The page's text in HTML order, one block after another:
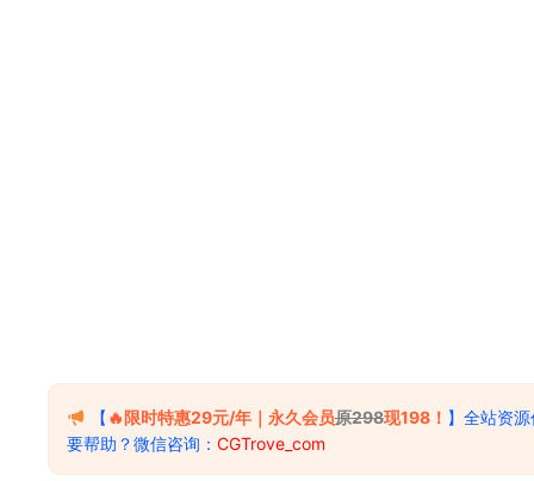
【 🔥限时特惠29元/年｜永久会员原298现198！ 】全站资
要帮助？微信咨询： CGTrove_com